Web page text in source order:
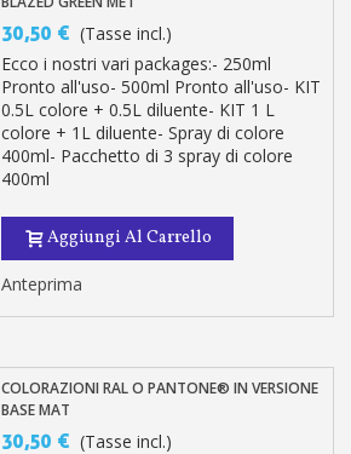
30,50 € (Tasse incl.)
Ecco i nostri vari packages:- 250ml
Pronto all'uso- 500ml Pronto all'uso- KIT
0.5L colore + 0.5L diluente- KIT 1 L
colore + 1L diluente- Spray di colore
400ml- Pacchetto di 3 spray di colore
400ml
Aggiungi Al Carrello
Anteprima
COLORAZIONI RAL O PANTONE® IN VERSIONE
BASE MAT
30,50 € (Tasse incl.)